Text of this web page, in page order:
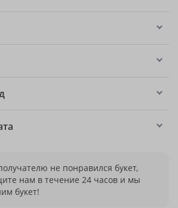
не понравился букет,
нам в течение 24 часов и мы
букет!